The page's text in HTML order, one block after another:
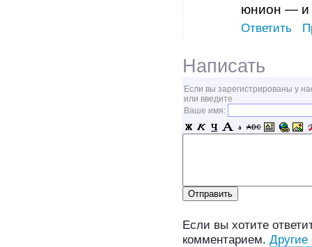
юнион — и
Ответить
Написать
Если вы зарегистрированы у
или введите
Ваше имя:
Если вы хотите
комментарием. Другие